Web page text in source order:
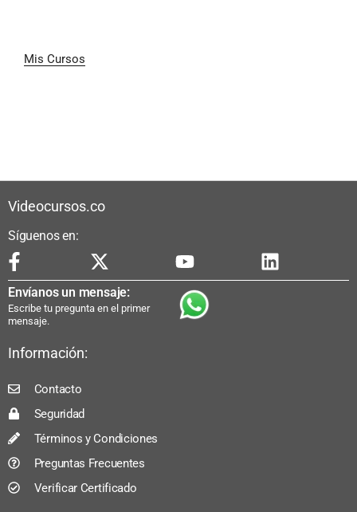
Mis Cursos
Videocursos.co
Síguenos en:
Envíanos un mensaje:
Escribe tu pregunta en el primer
mensaje.
Información:
Contacto
Seguridad
Términos y Condiciones
Preguntas Frecuentes
Verificar Certificado